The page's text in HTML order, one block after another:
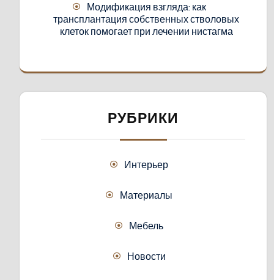
Модификация взгляда: как
трансплантация собственных стволовых
клеток помогает при лечении нистагма
РУБРИКИ
Интерьер
Материалы
Мебель
Новости